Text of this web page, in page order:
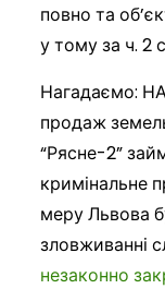
повно та
у тому за ч. 2
Нагадаємо:
продаж
“Рясне-2”
кримінальне
меру Львова
зловживанні
незаконно